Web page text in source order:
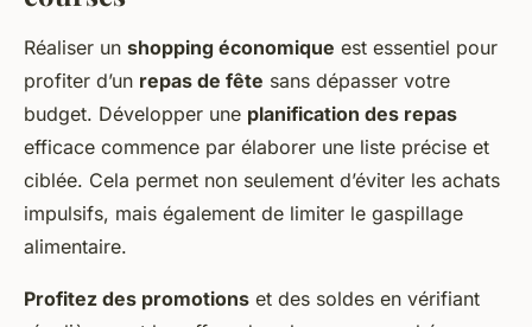
Réaliser un shopping économique est essentiel pour
profiter d’un repas de fête sans dépasser votre
budget. Développer une planification des repas
efficace commence par élaborer une liste précise et
ciblée. Cela permet non seulement d’éviter les achats
impulsifs, mais également de limiter le gaspillage
alimentaire.
Profitez des promotions et des soldes en vérifiant